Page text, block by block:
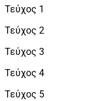
Τεύχος 1
Τεύχος 2
Τεύχος 3
Τεύχος 4
Τεύχος 5